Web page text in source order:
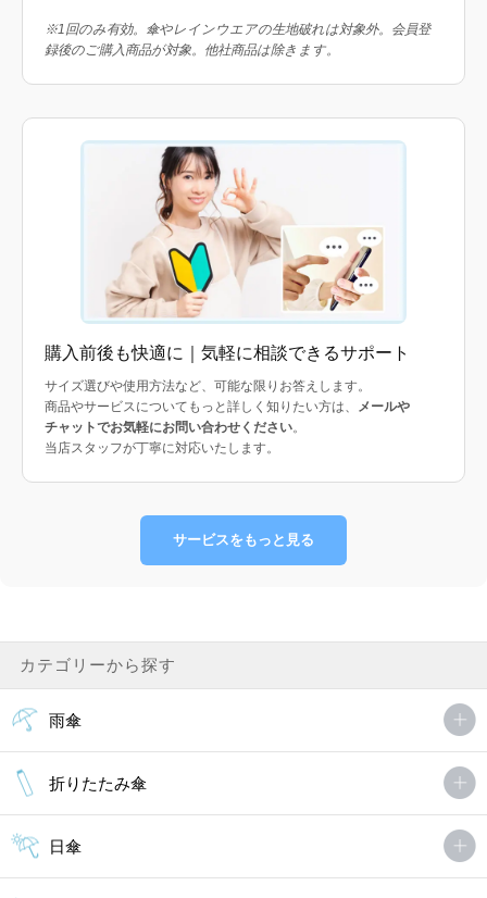
※1回のみ有効。傘やレインウエアの生地破れは対象外。会員登
録後のご購入商品が対象。他社商品は除きます。
購入前後も快適に｜気軽に相談できるサポート
サイズ選びや使用方法など、可能な限りお答えします。
商品やサービスについてもっと詳しく知りたい方は、 メールや
チャットでお気軽にお問い合わせください。
当店スタッフが丁寧に対応いたします。
サービスをもっと見る
カテゴリーから探す
雨傘
折りたたみ傘
日傘